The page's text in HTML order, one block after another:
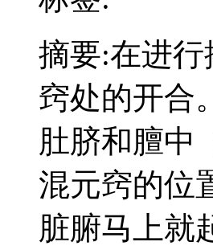
摘要:在进行
窍处的开合
肚脐和膻中
混元窍的位
脏腑马上就